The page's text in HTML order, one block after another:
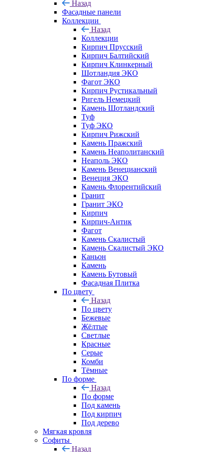
Назад
Фасадные панели
Коллекции
Назад
Коллекции
Кирпич Прусский
Кирпич Балтийский
Кирпич Клинкерный
Шотландия ЭКО
Фагот ЭКО
Кирпич Рустикальный
Ригель Немецкий
Камень Шотландский
Туф
Туф ЭКО
Кирпич Рижский
Камень Пражский
Камень Неаполитанский
Неаполь ЭКО
Камень Венецианский
Венеция ЭКО
Камень Флорентийский
Гранит
Гранит ЭКО
Кирпич
Кирпич-Антик
Фагот
Камень Скалистый
Камень Скалистый ЭКО
Каньон
Камень
Камень Бутовый
Фасадная Плитка
По цвету
Назад
По цвету
Бежевые
Жёлтые
Светлые
Красные
Серые
Комби
Тёмные
По форме
Назад
По форме
Под камень
Под кирпич
Под дерево
Мягкая кровля
Софиты
Назад